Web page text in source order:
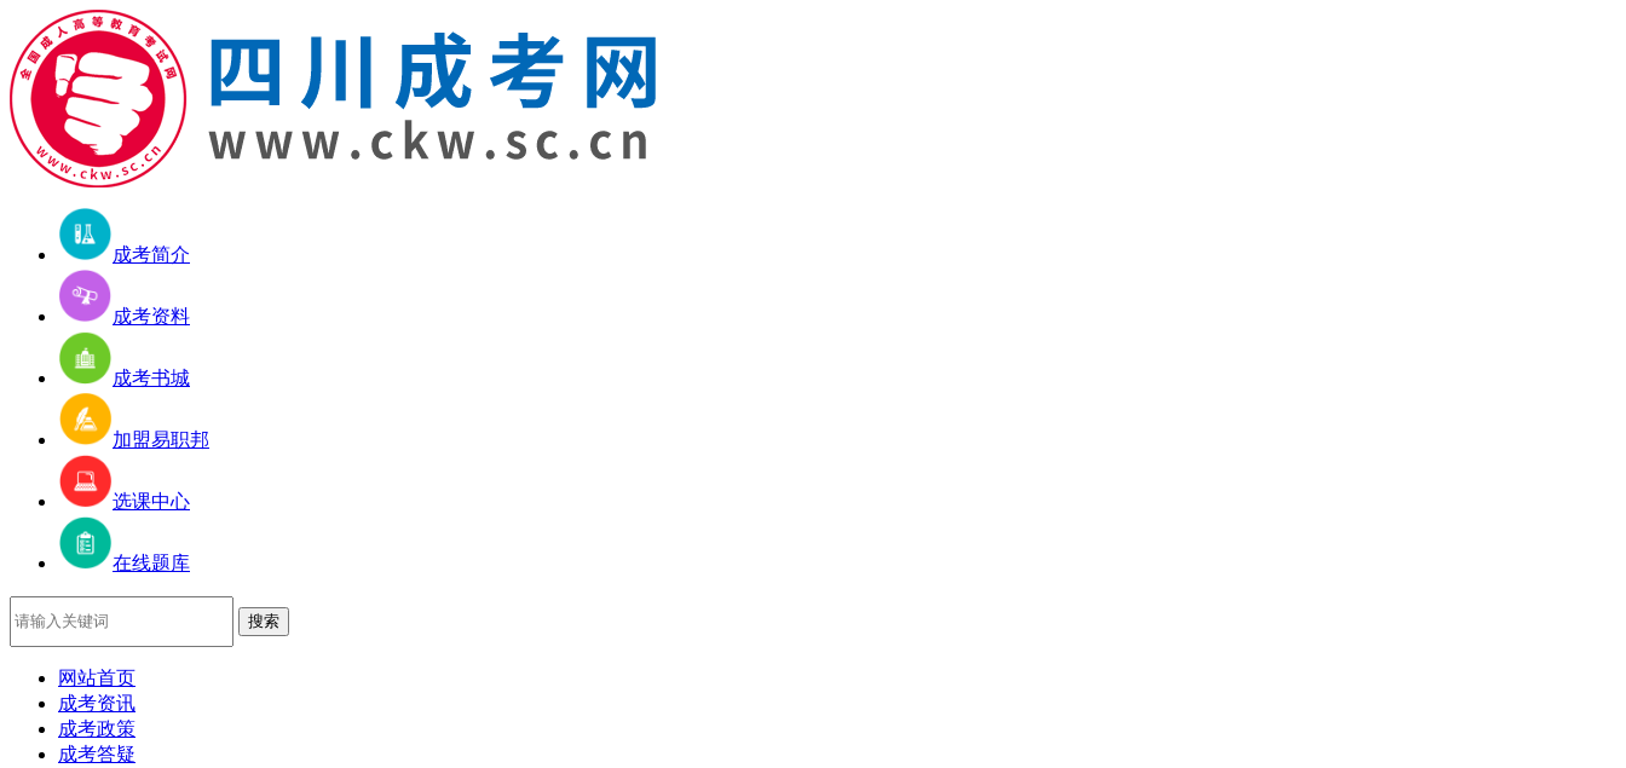
成考简介
成考资料
成考书城
加盟易职邦
选课中心
在线题库
网站首页
成考资讯
成考政策
成考答疑